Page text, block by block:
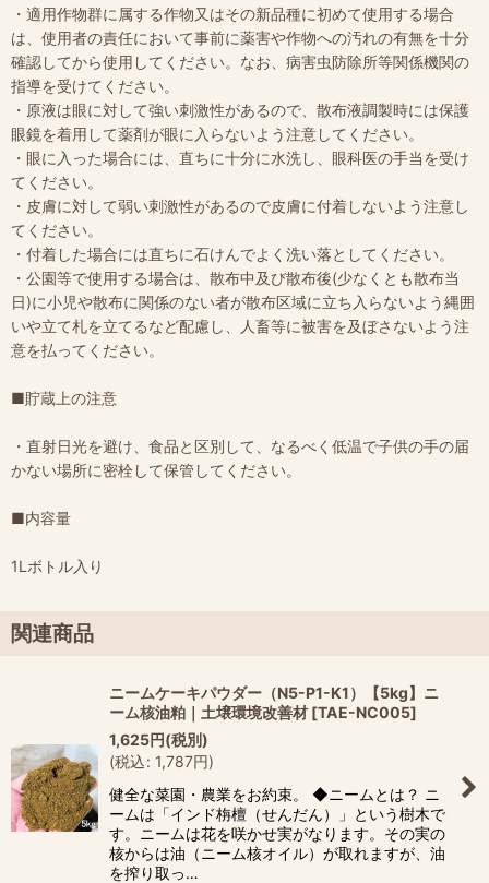
・適用作物群に属する作物又はその新品種に初めて使用する場合
は、使用者の責任において事前に薬害や作物への汚れの有無を十分
確認してから使用してください。なお、病害虫防除所等関係機関の
指導を受けてください。
・原液は眼に対して強い刺激性があるので、散布液調製時には保護
眼鏡を着用して薬剤が眼に入らないよう注意してください。
・眼に入った場合には、直ちに十分に水洗し、眼科医の手当を受け
てください。
・皮膚に対して弱い刺激性があるので皮膚に付着しないよう注意し
てください。
・付着した場合には直ちに石けんでよく洗い落としてください。
・公園等で使用する場合は、散布中及び散布後(少なくとも散布当
日)に小児や散布に関係のない者が散布区域に立ち入らないよう縄囲
いや立て札を立てるなど配慮し、人畜等に被害を及ぼさないよう注
意を払ってください。
■貯蔵上の注意
・直射日光を避け、食品と区別して、なるべく低温で子供の手の届
かない場所に密栓して保管してください。
■内容量
1Lボトル入り
関連商品
ニームケーキパウダー（N5-P1-K1）【5kg】ニ
ーム核油粕｜土壌環境改善材 [TAE-NC005]
1,625円(税別)
(税込: 1,787円)
健全な菜園・農業をお約束。 ◆ニームとは？ ニ
ームは「インド栴檀（せんだん）」という樹木で
す。ニームは花を咲かせ実がなります。その実の
核からは油（ニーム核オイル）が取れますが、油
を搾り取っ…